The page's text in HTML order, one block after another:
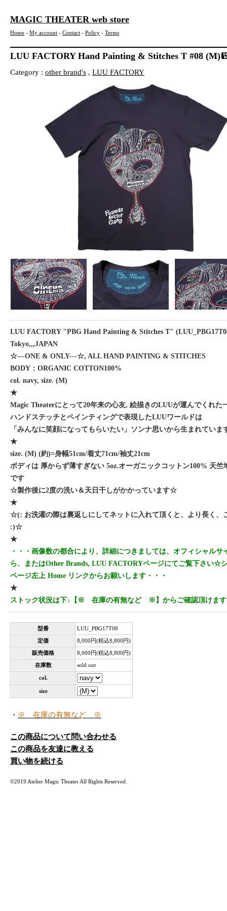
MAGIC THEATER web store
Home - My account - Contact - Policy - Terms
LUU FACTORY Hand Painting & Stitches T #08 (M)
Category : other brand's , LUU FACTORY
LUU FACTORY "PBG Hand Painting & Stitches T"
Tokyo,,,JAPAN
☆---ONE & ONLY---☆, ALL HAND PAINTING & STITCHES
BODY：ORGANIC COTTON100%
col. navy, size. (M)
★
Magic Theaterにとって20年来の心友, 絵描きのLUUが運んでくれた
ハンドステッチとペインティングで表現したLUUワールドは
「みんなに笑顔になってもらいたい」ソンナ思いから生まれていま
★
size. (M) (約)=身幅51cm/着丈71cm/袖丈21cm
ボディは 厚からず薄すぎない 5oz.オーガニックコットン100% 天竺
です
☆製作後に2度の洗い＆天日干しがかかっています☆
★
☆(: お洗濯の際は裏返しにしてネットに入れて頂くと、より長く、
:)☆
★
・・・画像数の都合により、詳細につきましては、オフィシャルサ
ら、またはOther Brands, LUU FACTORYページにてご覧下さい☆
ページ左上 Home リンクからお願いします・・・
★
ストック状況は下↓【※ 在庫の有無など ※】からご確認頂けます
型番
LUU_PBG17T08
定価
8,000円(税込8,800円)
販売価格
8,000円(税込8,800円)
在庫数
sold out
col.
size
・ ※ 在庫の有無など ※
この商品について問い合わせる
この商品を友達に教える
買い物を続ける
©2019 Atelier Magic Theater All Rights Reserved.